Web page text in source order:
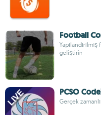
Football
geliştirin
PCSO
Gerçek